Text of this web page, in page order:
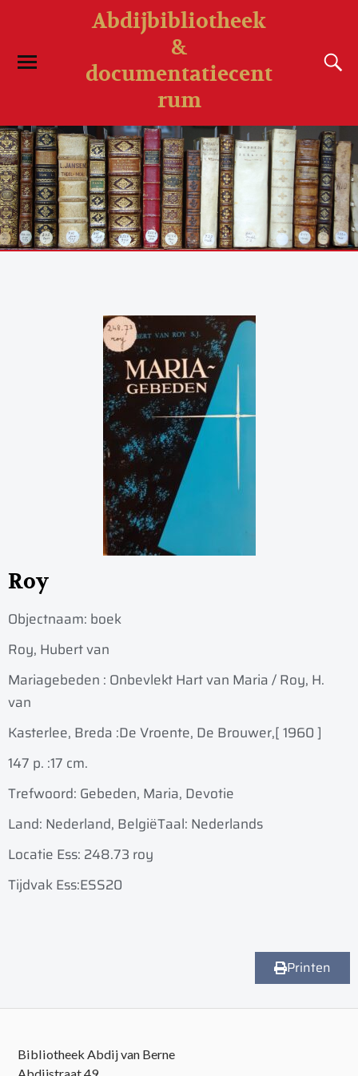
Abdijbibliotheek
&
documentatiecent
rum
Roy
Objectnaam: boek
Roy, Hubert van
Mariagebeden : Onbevlekt Hart van Maria / Roy, H.
van
Kasterlee, Breda :De Vroente, De Brouwer,[ 1960 ]
147 p. :17 cm.
Trefwoord: Gebeden, Maria, Devotie
Land: Nederland, BelgiëTaal: Nederlands
Locatie Ess: 248.73 roy
Tijdvak Ess:ESS20
Printen
Bibliotheek Abdij van Berne